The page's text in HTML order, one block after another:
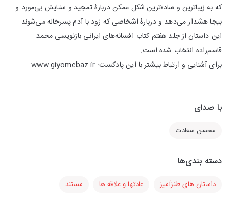
که به زیباترین و ساده‌ترین شکل ممکن دربارۀ تمجید و ستایش بی‌مورد و
بیجا هشدار می‌دهد و دربارۀ اشخاصی که زود با آدم پسرخاله می‌شوند.
این داستان از جلد هفتم کتاب افسانه‌های ایرانی بازنویسی محمد
قاسم‌زاده انتخاب شده است.
برای آشنایی و ارتباط بیشتر با این پادکست: www.giyomebaz.ir
با صدای
محسن سعادت
دسته بندی‌ها
داستان های طنزآمیز عادتها و علاقه ها مستند